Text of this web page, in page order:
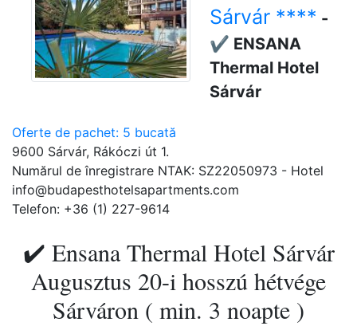
Sárvár **** -
✔️ ENSANA
Thermal Hotel
Sárvár
Oferte de pachet: 5 bucată
9600 Sárvár, Rákóczi út 1.
Numărul de înregistrare NTAK: SZ22050973 - Hotel
info@budapesthotelsapartments.com
Telefon: +36 (1) 227-9614
✔️ Ensana Thermal Hotel Sárvár
Augusztus 20-i hosszú hétvége
Sárváron ( min. 3 noapte )